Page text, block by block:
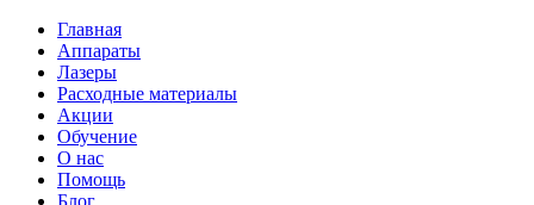
Главная
Аппараты
Лазеры
Расходные материалы
Акции
Обучение
О нас
Помощь
Блог